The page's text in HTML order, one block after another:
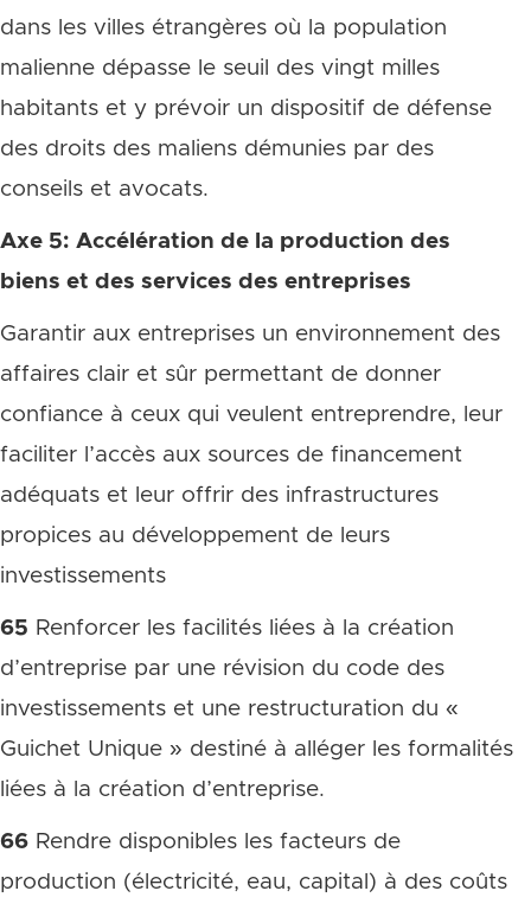
dans les villes étrangères où la population
malienne dépasse le seuil des vingt milles
habitants et y prévoir un dispositif de défense
des droits des maliens démunies par des
conseils et avocats.
Axe 5: Accélération de la production des
biens et des services des entreprises
Garantir aux entreprises un environnement des
affaires clair et sûr permettant de donner
confiance à ceux qui veulent entreprendre, leur
faciliter l’accès aux sources de financement
adéquats et leur offrir des infrastructures
propices au développement de leurs
investissements
65 Renforcer les facilités liées à la création
d’entreprise par une révision du code des
investissements et une restructuration du «
Guichet Unique » destiné à alléger les formalités
liées à la création d’entreprise.
66 Rendre disponibles les facteurs de
production (électricité, eau, capital) à des coûts